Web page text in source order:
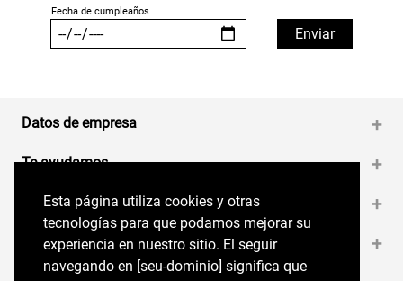
Esta página utiliza cookies y otras
tecnologías para que podamos mejorar su
experiencia en nuestro sitio. El seguir
navegando en perryellis.cl significa que estás
Esta página utiliza cookies y otras
tecnologías para que podamos mejorar su
experiencia en nuestro sitio. El seguir
navegando en [seu-dominio] significa que
Datos de empresa +
Te ayudamos +
Medios de pago +
Contáctanos +